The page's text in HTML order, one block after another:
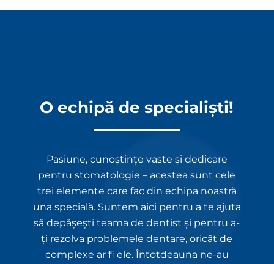
O echipă de specialiști!
Pasiune, cunoștințe vaste și dedicare
pentru stomatologie – acestea sunt cele
trei elemente care fac din echipa noastră
una specială. Suntem aici pentru a te ajuta
să depășești teama de dentist și pentru a-
ți rezolva problemele dentare, oricât de
complexe ar fi ele. Întotdeauna ne-au